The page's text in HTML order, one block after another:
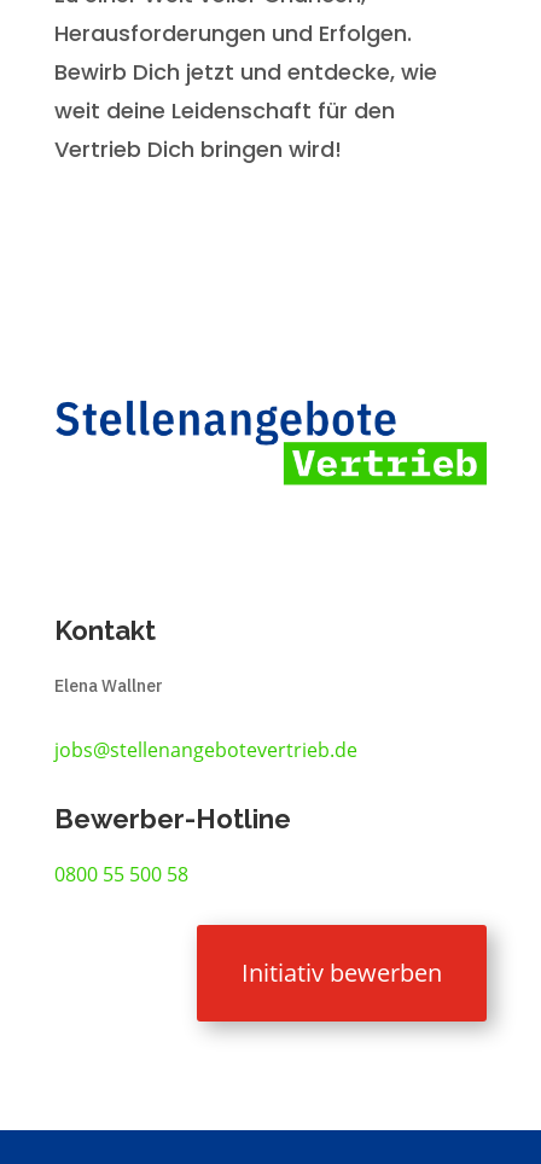
Herausforderungen und Erfolgen.
Bewirb Dich jetzt und entdecke, wie
weit deine Leidenschaft für den
Vertrieb Dich bringen wird!
Kontakt
Elena Wallner
jobs@stellenangebotevertrieb.de
Bewerber-Hotline
0800 55 500 58
Initiativ bewerben